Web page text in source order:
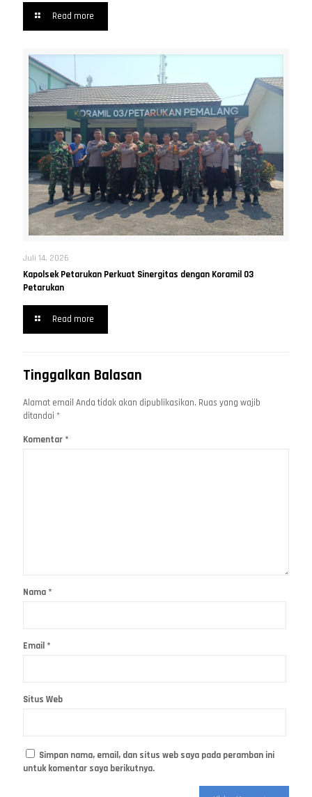
Read more
Juli 14, 2026
Kapolsek Petarukan Perkuat Sinergitas dengan Koramil 03
Petarukan
Read more
Tinggalkan Balasan
Alamat email Anda tidak akan dipublikasikan. Ruas yang wajib
ditandai *
Komentar *
Nama *
Email *
Situs Web
Simpan nama, email, dan situs web saya pada peramban ini
untuk komentar saya berikutnya.